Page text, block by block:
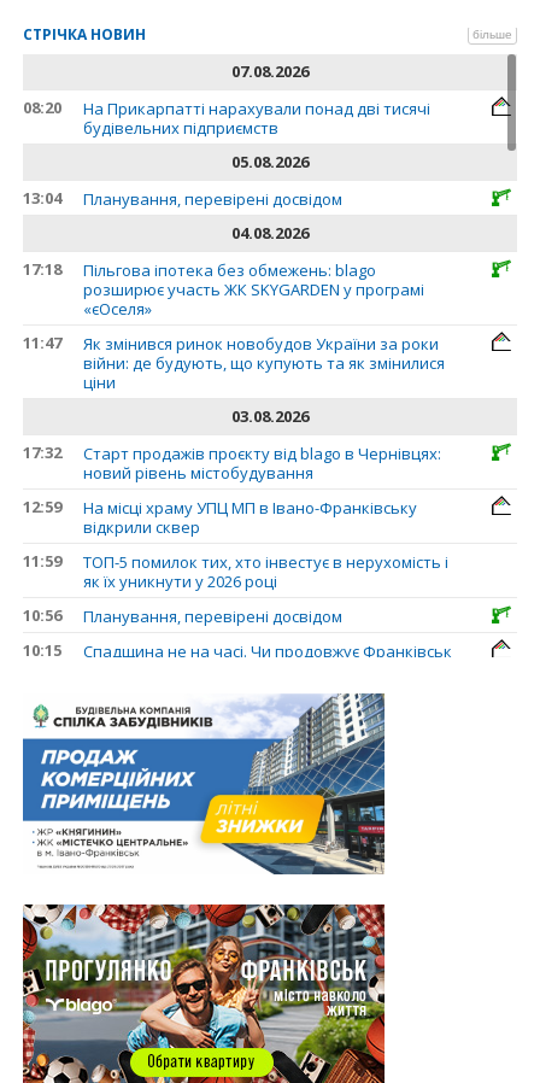
СТРІЧКА НОВИН більше
07.08.2026
08:20
На Прикарпатті нарахували понад дві тисячі
будівельних підприємств
05.08.2026
13:04
Планування, перевірені досвідом
04.08.2026
17:18
Пільгова іпотека без обмежень: blago
розширює участь ЖК SKYGARDEN у програмі
«єОселя»
11:47
Як змінився ринок новобудов України за роки
війни: де будують, що купують та як змінилися
ціни
03.08.2026
17:32
Старт продажів проєкту від blago в Чернівцях:
новий рівень містобудування
12:59
На місці храму УПЦ МП в Івано-Франківську
відкрили сквер
11:59
ТОП-5 помилок тих, хто інвестує в нерухомість і
як їх уникнути у 2026 році
10:56
Планування, перевірені досвідом
10:15
Спадщина не на часі. Чи продовжує Франківськ
31.07.2026
13:35
У Франківську анонсували новий житловий
масив «Надрічний»
30.07.2026
15:01
Ринок житла зміщується на захід: Франківськ —
серед лідерів за зростанням цін на новобудови
Панчишин про спадщину, забудову та
майбутнє міста
29.07.2026
13:31
Спадщина не на часі. Чи продовжує Франківськ
втрачати пам’ятки?
12:26
В Івано-Франківську розпочали будівництво
нового житлового масиву «Надрічний»